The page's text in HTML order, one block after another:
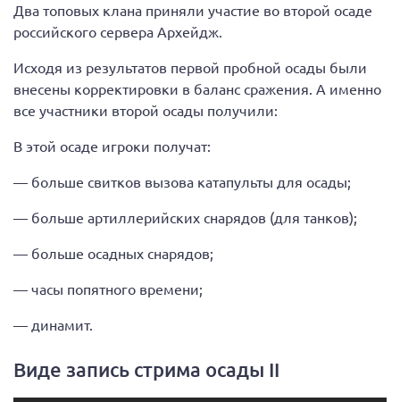
Два топовых клана приняли участие во второй осаде
российского сервера Архейдж.
Исходя из результатов первой пробной осады были
внесены корректировки в баланс сражения. А именно
все участники второй осады получили:
В этой осаде игроки получат:
— больше свитков вызова катапульты для осады;
— больше артиллерийских снарядов (для танков);
— больше осадных снарядов;
— часы попятного времени;
— динамит.
Виде запись стрима осады II